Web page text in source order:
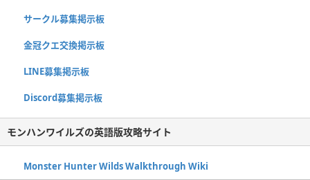
サークル募集掲示板
金冠クエ交換掲示板
LINE募集掲示板
Discord募集掲示板
モンハンワイルズの英語版攻略サイト
Monster Hunter Wilds Walkthrough Wiki